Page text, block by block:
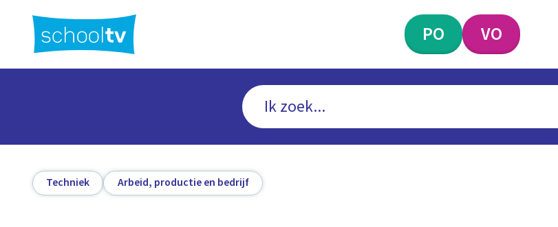
hoofdinhoud
PO VO
Techniek Arbeid, productie en bedrijf